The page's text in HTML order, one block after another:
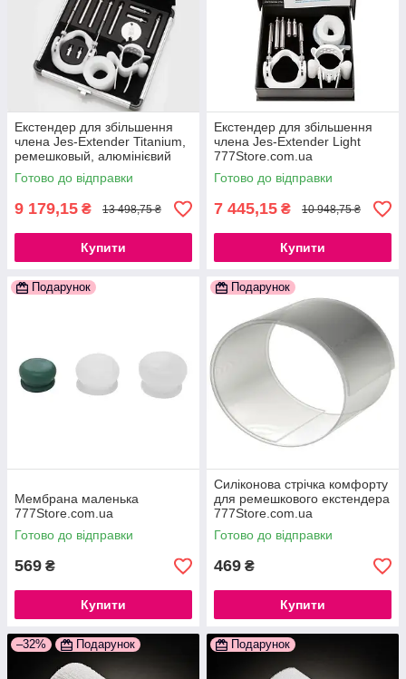
Екстендер для збільшення
члена Jes-Extender Titanium,
ремешковый, алюмінієвий
кейс 777Store.com.ua
Готово до відправки
9 179,15 ₴ 13 498,75 ₴
Купити
Екстендер для збільшення
члена Jes-Extender Light
777Store.com.ua
Готово до відправки
7 445,15 ₴ 10 948,75 ₴
Купити
Подарунок
Мембрана маленька
777Store.com.ua
Готово до відправки
569 ₴
Купити
Подарунок
Силіконова стрічка комфорту
для ремешкового екстендера
777Store.com.ua
Готово до відправки
469 ₴
Купити
–32% Подарунок Подарунок